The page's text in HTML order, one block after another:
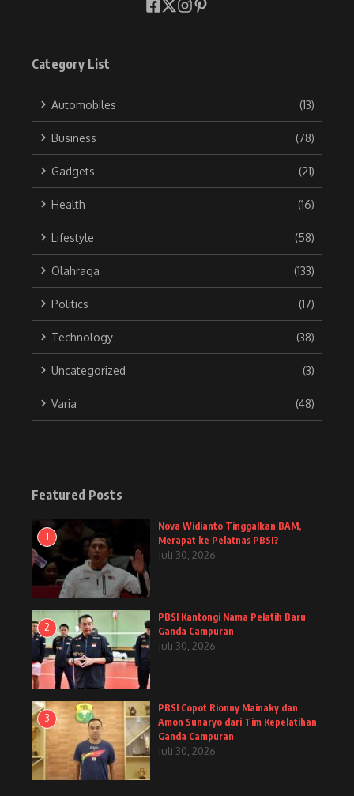
Category List
Automobiles (13)
Business (78)
Gadgets (21)
Health (16)
Lifestyle (58)
Olahraga (133)
Politics (17)
Technology (38)
Uncategorized (3)
Varia (48)
Featured Posts
1
Nova Widianto Tinggalkan BAM,
Merapat ke Pelatnas PBSI?
Juli 30, 2026
2
PBSI Kantongi Nama Pelatih Baru
Ganda Campuran
Juli 30, 2026
3
PBSI Copot Rionny Mainaky dan
Amon Sunaryo dari Tim Kepelatihan
Ganda Campuran
Juli 30, 2026